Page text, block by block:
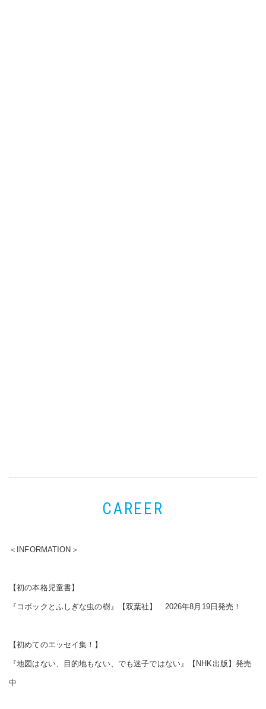
CAREER
＜INFORMATION＞
【初の本格児童書】
『コボックとふしぎな虫の樹』【双葉社】 2026年8月19日発売！
【初めてのエッセイ集！】
『地図はない、目的地もない、でも迷子ではない』【NHK出版】発売
中